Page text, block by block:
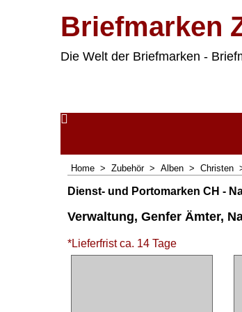
Briefmarken
Die Welt der Briefmarken -
Home > Zubehör> Alben > Christen
Dienst- und Portomarken CH -
Verwaltung, Genfer Ämter,
*Lieferfrist ca. 14 Tage